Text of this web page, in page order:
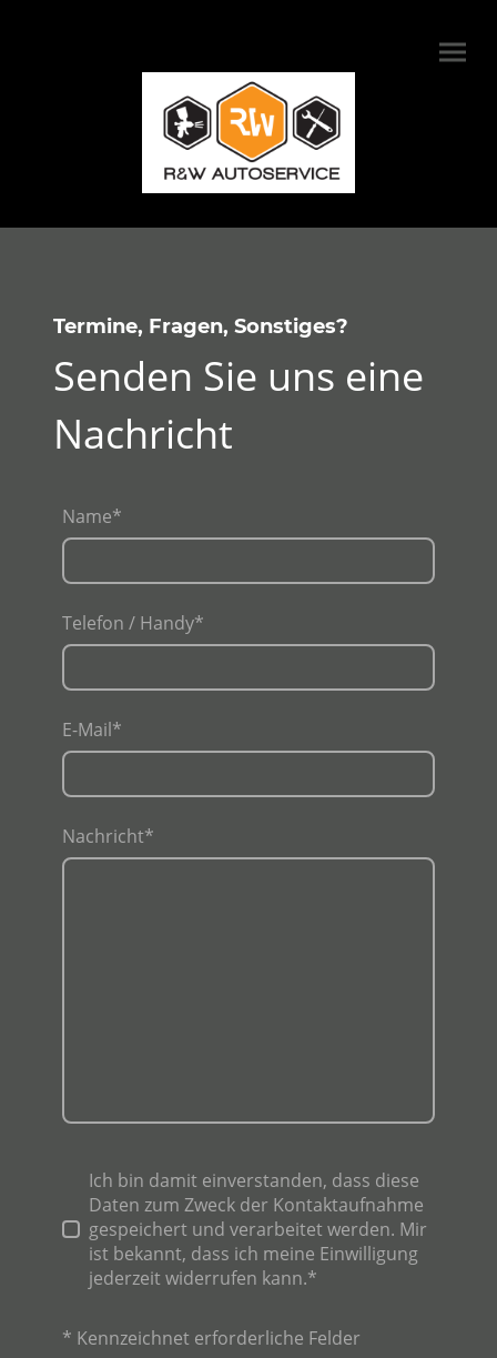
Termine, Fragen, Sonstiges?
Senden Sie uns eine
Nachricht
Name*
Telefon / Handy*
E-Mail*
Nachricht*
Ich bin damit einverstanden, dass diese
Daten zum Zweck der Kontaktaufnahme
gespeichert und verarbeitet werden. Mir
ist bekannt, dass ich meine Einwilligung
jederzeit widerrufen kann.*
* Kennzeichnet erforderliche Felder